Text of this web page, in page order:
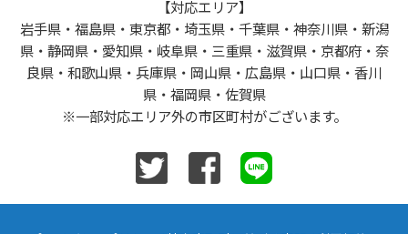
【対応エリア】
岩手県・福島県・東京都・埼玉県・千葉県・神奈川県・新潟
県・静岡県・愛知県・岐阜県・三重県・滋賀県・京都府・奈
良県・和歌山県・兵庫県・岡山県・広島県・山口県・香川
県・福岡県・佐賀県
※一部対応エリア外の市区町村がございます。